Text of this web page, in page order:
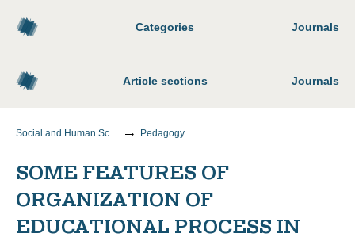
Categories Journals
Article sections Journals
Social and Human Sciences Pedagogy
SOME FEATURES OF
ORGANIZATION OF
EDUCATIONAL PROCESS IN